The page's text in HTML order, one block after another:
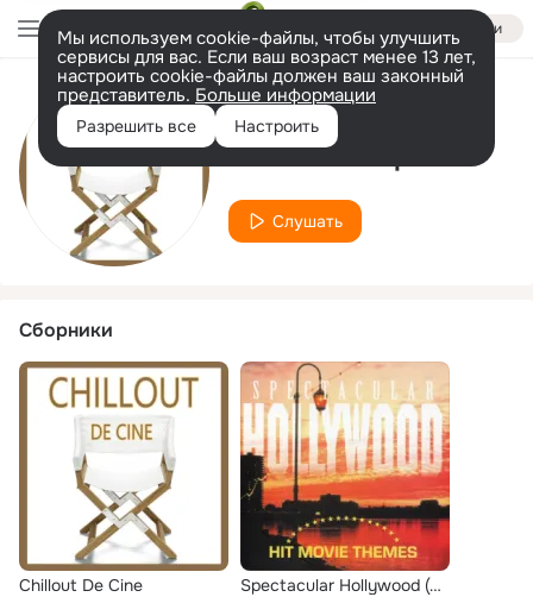
Войти
Мы используем cookie-файлы, чтобы улучшить
сервисы для вас. Если ваш возраст менее 13 лет,
настроить cookie-файлы должен ваш законный
представитель. Больше информации
Разрешить все Настроить
Исполнитель
Forrest Gump
Слушать
Сборники
Chillout De Cine Spectacular Hollywood (Hit Movie Themes)